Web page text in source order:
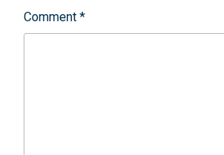
Comment *